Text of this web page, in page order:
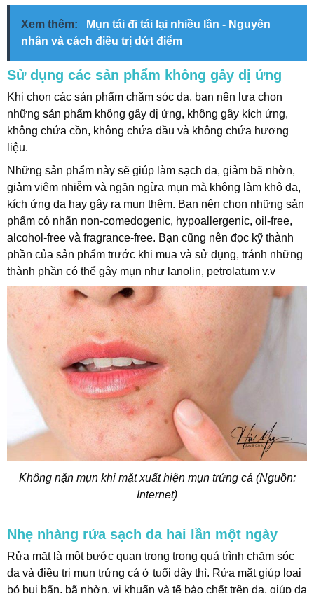
Xem thêm:
Mụn tái đi tái lại nhiều lần - Nguyên
nhân và cách điều trị dứt điểm
Sử dụng các sản phẩm không gây dị ứng
Khi chọn các sản phẩm chăm sóc da, bạn nên lựa chọn
những sản phẩm không gây dị ứng, không gây kích ứng,
không chứa cồn, không chứa dầu và không chứa hương
liệu.
Những sản phẩm này sẽ giúp làm sạch da, giảm bã nhờn,
giảm viêm nhiễm và ngăn ngừa mụn mà không làm khô da,
kích ứng da hay gây ra mụn thêm. Bạn nên chọn những sản
phẩm có nhãn non-comedogenic, hypoallergenic, oil-free,
alcohol-free và fragrance-free. Bạn cũng nên đọc kỹ thành
phần của sản phẩm trước khi mua và sử dụng, tránh những
thành phần có thể gây mụn như lanolin, petrolatum v.v
Không nặn mụn khi mặt xuất hiện mụn trứng cá (Nguồn:
Internet)
Nhẹ nhàng rửa sạch da hai lần một ngày
Rửa mặt là một bước quan trọng trong quá trình chăm sóc
da và điều trị mụn trứng cá ở tuổi dậy thì. Rửa mặt giúp loại
bỏ bụi bẩn, bã nhờn, vi khuẩn và tế bào chết trên da, giúp da